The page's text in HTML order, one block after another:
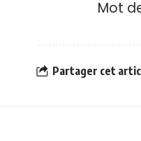
Mot
Partager cet